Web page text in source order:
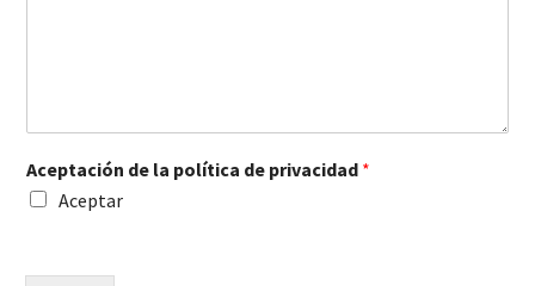
d
d
t
é
Aceptación de la política de privacidad *
Aceptar